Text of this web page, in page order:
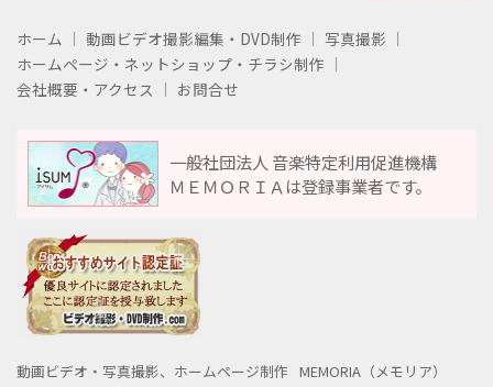
ホーム 動画ビデオ撮影編集・DVD制作
写真撮影
ホームページ・ネットショップ・チラシ制作
会社概要・アクセス
お問合せ
動画ビデオ・写真撮影、ホームページ制作 MEMORIA（メモリア）
一般社団法人 音楽特定利用促進機構
ＭＥＭＯＲＩＡは登録事業者です。